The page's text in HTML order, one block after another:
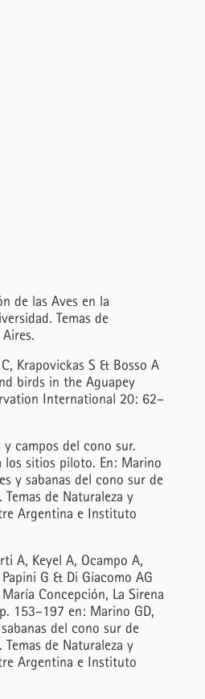
de las Aves en la
Temas de
Krapovickas S & Bosso A
birds in the Aguapey
International 20: 62–
y campos del cono sur.
sitios piloto. En: Marino
y sabanas del cono sur de
de Naturaleza y
Argentina e Instituto
A, Keyel A, Ocampo A,
G & Di Giacomo AG
Concepción, La Sirena
153–197 en: Marino GD,
del cono sur de
de Naturaleza y
Argentina e Instituto